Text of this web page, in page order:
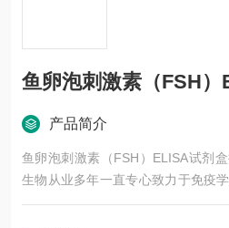
鱼卵泡刺激素（FSH
产品简介
鱼卵泡刺激素（FSH）ELISA试剂
生物从业多年一直专心致力于免疫
质的产品质量与专业的技术服务，